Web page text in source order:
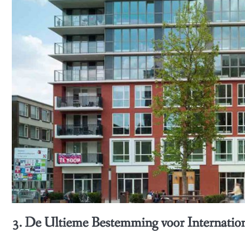
3. De Ultieme Bestemming voor